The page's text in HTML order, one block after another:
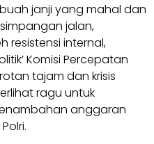
janji yang mahal dan
jalan,
resistensi internal,
Komisi Percepatan
tajam dan krisis
ragu untuk
anggaran